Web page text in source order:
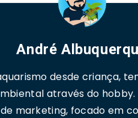
André
desde criança,
através do
marketing, focado em